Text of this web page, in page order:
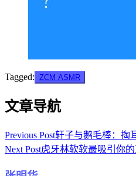
Tagged: ZCM ASMR
文章导航
Previous Post轩子与鹅毛棒：掏
Next Post虎牙林软软最吸引你的